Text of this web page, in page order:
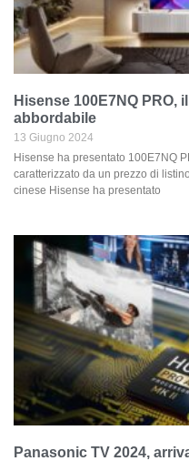
Hisense 100E7NQ PRO,
abbordabile
13 Giugno 2024
Hisense ha presentato 100E7NQ
caratterizzato da un prezzo di
cinese Hisense ha presentato
Panasonic TV 2024,